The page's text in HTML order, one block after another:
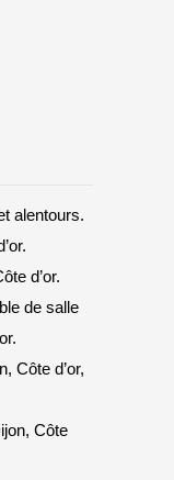
alentours.
d’or.
de salle
Côte d’or,
Côte